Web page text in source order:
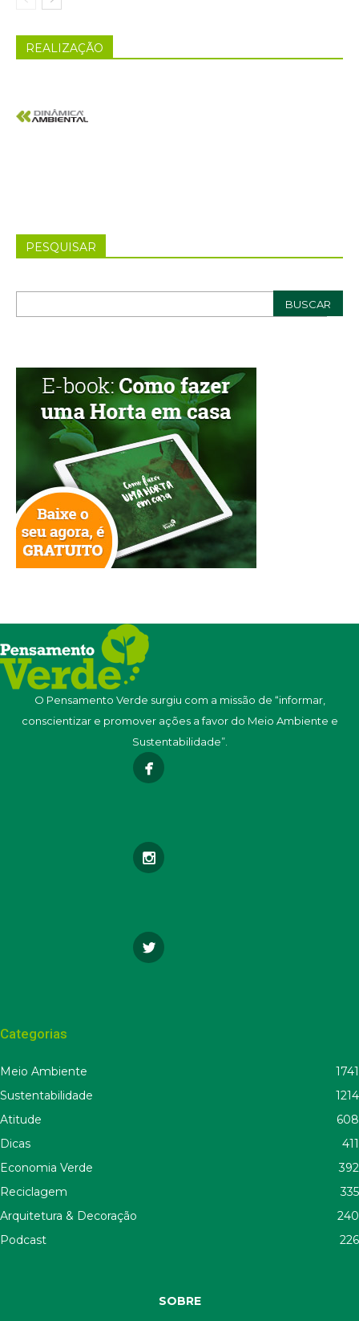
REALIZAÇÃO
PESQUISAR
O Pensamento Verde surgiu com a missão de “informar,
conscientizar e promover ações a favor do Meio Ambiente e
Sustentabilidade”.
Categorias
Meio Ambiente
1741
Sustentabilidade
1214
Atitude
608
Dicas
411
Economia Verde
392
Reciclagem
335
Arquitetura & Decoração
240
Podcast
226
SOBRE